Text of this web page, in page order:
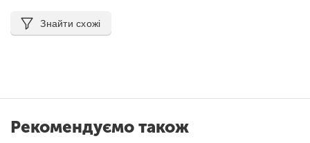
Знайти схожі
Рекомендуємо також